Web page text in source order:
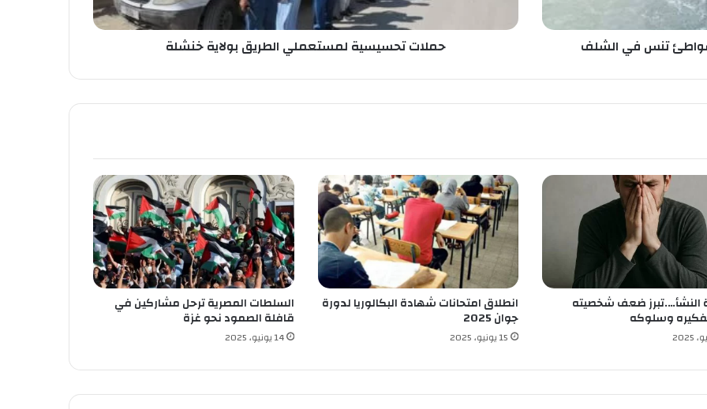
تنس في الشلف
ة
ع
ي
ل
ط
ي
ق
ب
و
ل
ا
ي
خ
حملات تحسيسية لمستعملي الطريق بولاية خنشلة
ضعف شخصيته
وسلوكه
انطلاق امتحانات شهادة البكالوريا لدورة
جوان 2025
15 يونيو، 2025
السلطات المصرية ترحل مشاركين في
قافلة الصمود نحو غزة
14 يونيو، 2025